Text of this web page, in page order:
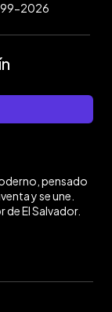
2026
pensado
y se une.
El Salvador.